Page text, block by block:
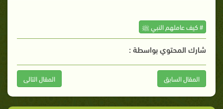
# كيف عاملهم النبي ﷺ
شارك المحتوي بواسطة :
المقال السابق المقال التالى